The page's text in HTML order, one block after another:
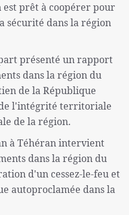
prêt à coopérer pour
sécurité dans la région
présenté un rapport
dans la région du
de la République
l'intégrité territoriale
de la région.
à Téhéran intervient
dans la région du
d'un cessez-le-feu et
autoproclamée dans la